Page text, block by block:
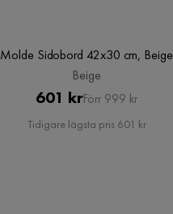
Molde Sidobord 42x30 cm, Beige
Beige
Pris
601 krOriginal
Pris
Förr 999 kr
Tidigare lägsta pris 601 kr